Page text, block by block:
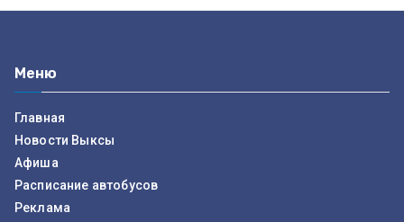
Меню
Главная
Новости Выксы
Афиша
Расписание автобусов
Реклама